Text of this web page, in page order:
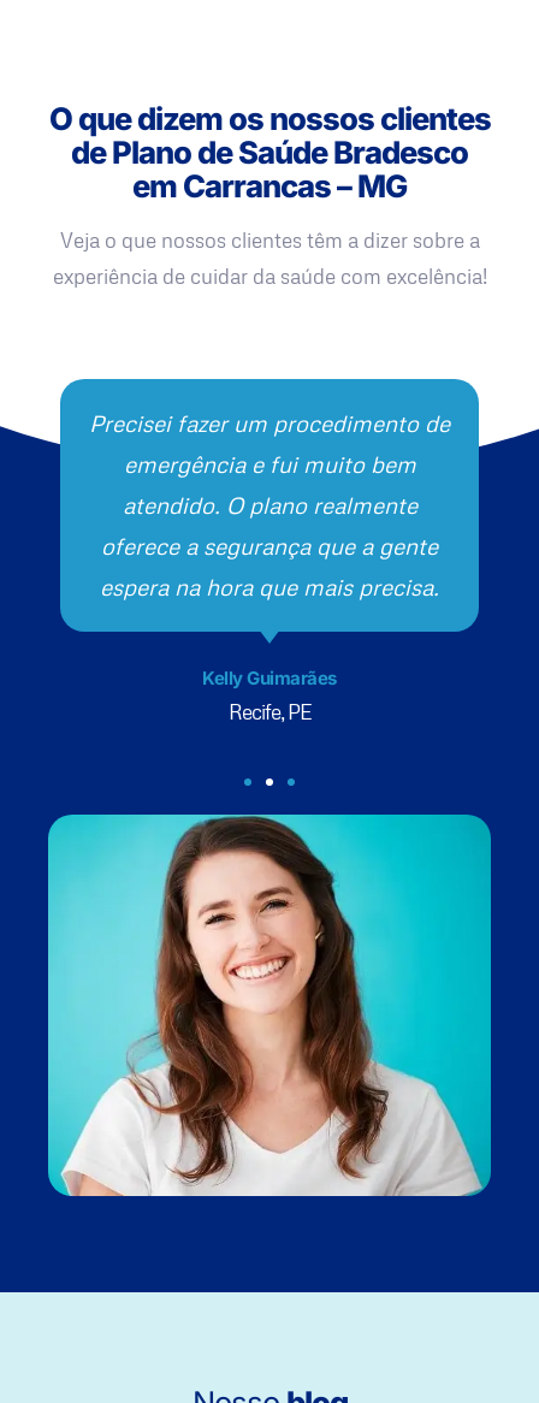
O que dizem os nossos clientes
de Plano de Saúde Bradesco
em Carrancas – MG
Veja o que nossos clientes têm a dizer sobre a
experiência de cuidar da saúde com excelência!
Precisei fazer um procedimento de
emergência e fui muito bem
atendido. O plano realmente
oferece a segurança que a gente
espera na hora que mais precisa.
Kelly Guimarães
Recife, PE